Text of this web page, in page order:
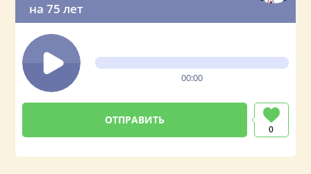
на 75 лет
00:00
0